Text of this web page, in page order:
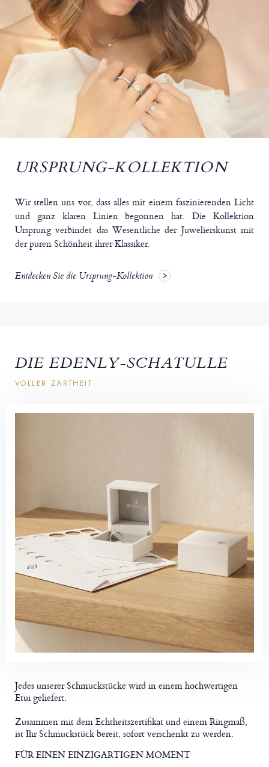
URSPRUNG-KOLLEKTION
Wir stellen uns vor, dass alles mit einem faszinierenden Licht
und ganz klaren Linien begonnen hat. Die Kollektion
Ursprung verbindet das Wesentliche der Juwelierskunst mit
der puren Schönheit ihrer Klassiker.
Entdecken Sie die Ursprung-Kollektion
DIE EDENLY-SCHATULLE
VOLLER ZARTHEIT
Jedes unserer Schmuckstücke wird in einem hochwertigen
Etui geliefert.
Zusammen mit dem Echtheitszertifikat und einem Ringmaß,
ist Ihr Schmuckstück bereit, sofort verschenkt zu werden.
FÜR EINEN EINZIGARTIGEN MOMENT